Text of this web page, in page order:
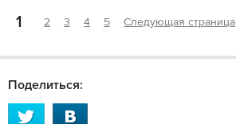
1 2 3 4 5 Следующая страница
Поделиться: